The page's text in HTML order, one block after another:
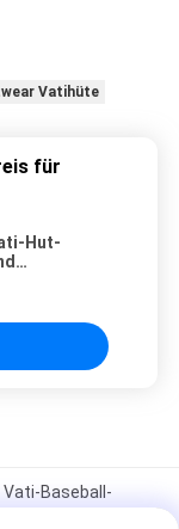
Vatihüte
für
Hut-
Baseball-